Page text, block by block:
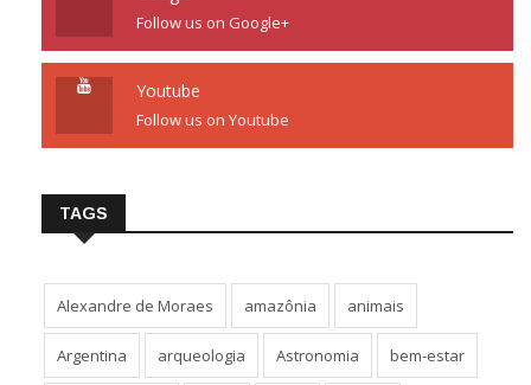
Follow us on Google+
Youtube
Follow us on Youtube
TAGS
Alexandre de Moraes amazônia animais
Argentina arqueologia Astronomia bem-estar